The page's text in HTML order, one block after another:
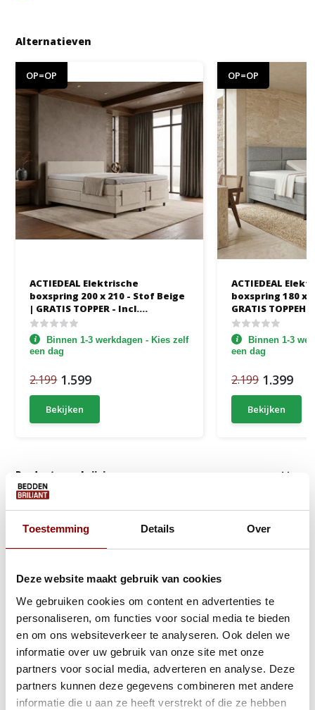
Toestemming Details Over
Deze website maakt gebruik van cookies
We gebruiken cookies om content en advertenties te
personaliseren, om functies voor social media te bieden
en om ons websiteverkeer te analyseren. Ook delen we
informatie over uw gebruik van onze site met onze
partners voor social media, adverteren en analyse. Deze
partners kunnen deze gegevens combineren met andere
informatie die u aan ze heeft verstrekt of die ze hebben
Alternatieven
OP=OP
ACTIEDEAL Elektrische
boxspring 200 x 210 - Stof Beige
| GRATIS TOPPER - Incl.
Hoofdbord Glad + 1 x groot
matras + Voetbord met TV-lift
Binnen 1-3 werkdagen - Kies zelf
een dag
2.199 1.599
Bekijken
OP=OP
ACTIEDEAL
boxspring 180 x
GRATIS
Quattro (4-
Matras Stevig
Binnen 1-3
een dag
2.199 1.399
Bekijken
Productomschrijving
Anderen kochten ook